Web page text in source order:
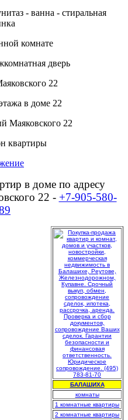
в доме по адресу
22 - +7-905-580-
БАЛАШИХА
комнаты
1 комнатные квартиры
2 комнатные квартиры